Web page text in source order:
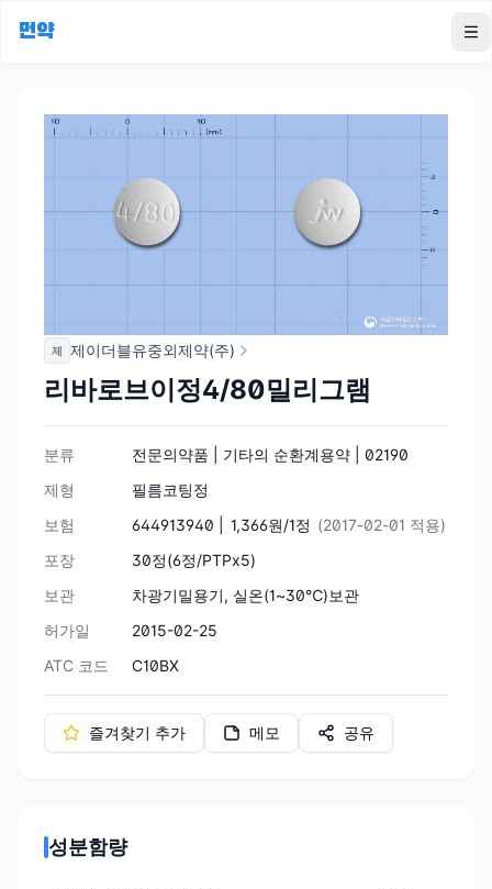
먼약
제 제이더블유중외제약(주)
리바로브이정4/80밀리그램
분류
전문의약품 | 기타의 순환계용약 | 02190
제형
필름코팅정
보험
644913940 | 1,366원/1정 (2017-02-01 적용)
포장
30정(6정/PTPx5)
보관
차광기밀용기, 실온(1~30℃)보관
허가일
2015-02-25
ATC 코드
C10BX
즐겨찾기 추가 메모 공유
성분함량